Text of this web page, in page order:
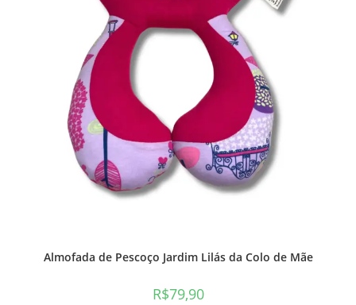
Almofada de Pescoço Jardim Lilás da Colo de Mãe
R$79,90